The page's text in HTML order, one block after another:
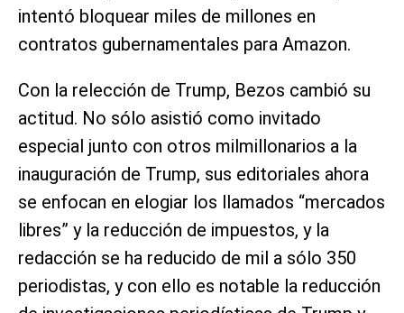
intentó bloquear miles de millones en
contratos gubernamentales para Amazon.
Con la relección de Trump, Bezos cambió su
actitud. No sólo asistió como invitado
especial junto con otros milmillonarios a la
inauguración de Trump, sus editoriales ahora
se enfocan en elogiar los llamados “mercados
libres” y la reducción de impuestos, y la
redacción se ha reducido de mil a sólo 350
periodistas, y con ello es notable la reducción